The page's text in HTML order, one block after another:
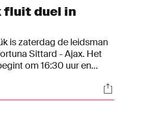
fluit duel in
is zaterdag de leidsman
Sittard - Ajax. Het
om 16:30 uur en
wordt in
door Johan Balder en
Socials